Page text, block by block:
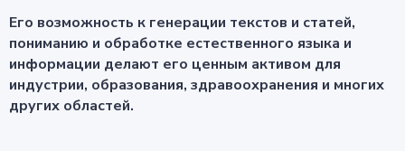
Его возможность к генерации текстов и статей,
пониманию и обработке естественного языка и
информации делают его ценным активом для
индустрии, образования, здравоохранения и многих
других областей.